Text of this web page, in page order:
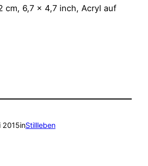
cm, 6,7 x 4,7 inch, Acryl auf
2015inStillleben